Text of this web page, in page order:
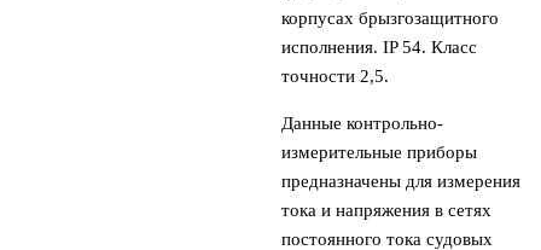
корпусах брызгозащитного
исполнения. IP 54. Класс
точности 2,5.
Данные контрольно-
измерительные приборы
предназначены для измерения
тока и напряжения в сетях
постоянного тока судовых